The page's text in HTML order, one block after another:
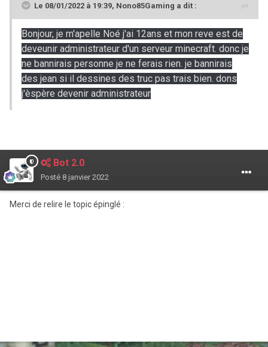
Le 08/01/2022 à 19:39, Nono85Gaming a dit :
Bonjour, je m'apelle Noé j'ai 12ans et mon reve est de
deveunir administrateur d'un serveur minecraft. donc je
ne bannirais personne je ne ferais rien. je bannirais
des jean si il dessines des truc pas trais bien. dons
j'èspère devenir administrateur
Bot 2.0
Posté 8 janvier 2022
Merci de relire le topic épinglé :